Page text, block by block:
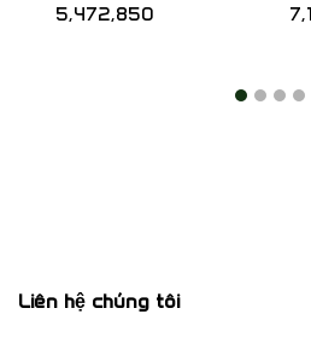
5,472,850
Liên hệ chúng tôi